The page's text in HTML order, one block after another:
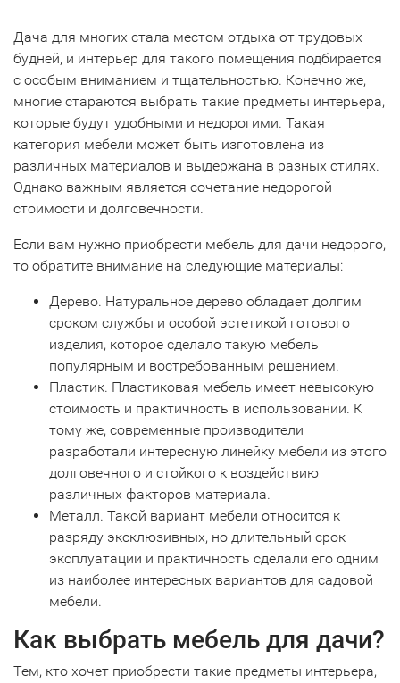
Дача для многих стала местом отдыха от трудовых
будней, и интерьер для такого помещения подбирается
с особым вниманием и тщательностью. Конечно же,
многие стараются выбрать такие предметы интерьера,
которые будут удобными и недорогими. Такая
категория мебели может быть изготовлена из
различных материалов и выдержана в разных стилях.
Однако важным является сочетание недорогой
стоимости и долговечности.
Если вам нужно приобрести мебель для дачи недорого,
то обратите внимание на следующие материалы:
Дерево. Натуральное дерево обладает долгим
сроком службы и особой эстетикой готового
изделия, которое сделало такую мебель
популярным и востребованным решением.
Пластик. Пластиковая мебель имеет невысокую
стоимость и практичность в использовании. К
тому же, современные производители
разработали интересную линейку мебели из этого
долговечного и стойкого к воздействию
различных факторов материала.
Металл. Такой вариант мебели относится к
разряду эксклюзивных, но длительный срок
эксплуатации и практичность сделали его одним
из наиболее интересных вариантов для садовой
мебели.
Как выбрать мебель для дачи?
Тем, кто хочет приобрести такие предметы интерьера,